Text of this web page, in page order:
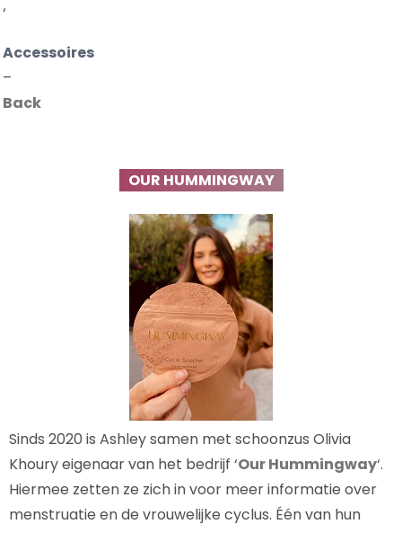
‘
Accessoires
–
Back
OUR HUMMINGWAY
Sinds 2020 is Ashley samen met schoonzus Olivia
Khoury eigenaar van het bedrijf ‘Our Hummingway‘.
Hiermee zetten ze zich in voor meer informatie over
menstruatie en de vrouwelijke cyclus. Één van hun